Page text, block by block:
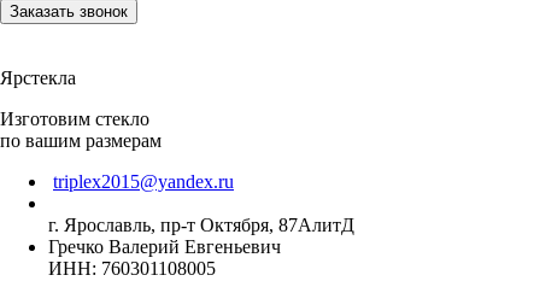
Заказать звонок
Ярстекла
Изготовим стекло
по вашим размерам
triplex2015@yandex.ru
г. Ярославль, пр-т Октября, 87АлитД
Гречко Валерий Евгеньевич
ИНН: 760301108005